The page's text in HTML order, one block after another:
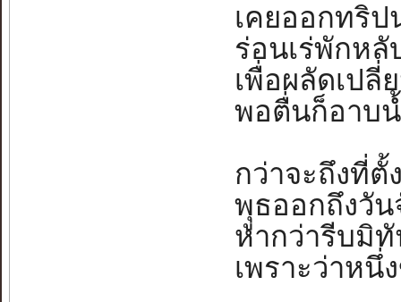
เคยออกทริ
ร่อนเร่พักห
เพื่อผลัดเป
พอตื่นก็อาบ
กว่าจะถึงที่ตั้
พุูธออกถึงวั
หากว่ารีบมิทั
เพราะว่าหนึ่